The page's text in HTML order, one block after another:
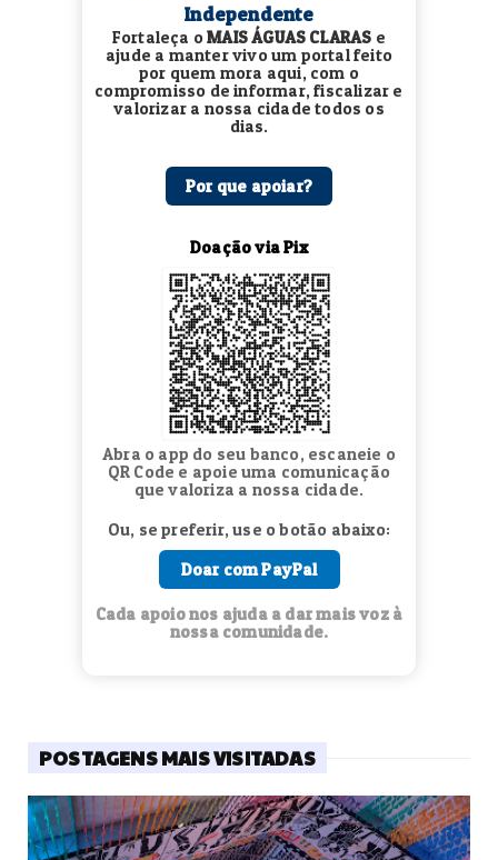
Independente
Fortaleça oMAIS ÁGUAS CLARAS e
ajude a manter vivo um portal feito
por quem mora aqui, com o
compromisso de informar, fiscalizar e
valorizar a nossa cidade todos os
dias.
Por que apoiar?
Doação via Pix
Abra o app do seu banco, escaneie o
QR Code e apoie uma comunicação
que valoriza a nossa cidade.
Ou, se preferir, use o botão abaixo:
Doar com PayPal
Cada apoio nos ajuda a dar mais voz à
nossa comunidade.
POSTAGENS MAIS VISITADAS